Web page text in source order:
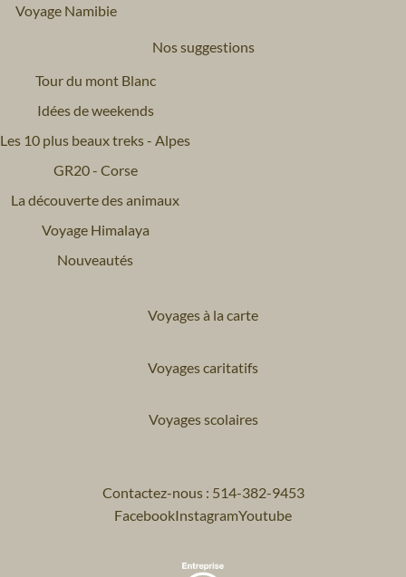
Voyage Namibie
Nos suggestions
Tour du mont Blanc
Idées de weekends
Les 10 plus beaux treks - Alpes
GR20 - Corse
La découverte des animaux
Voyage Himalaya
Nouveautés
Voyages à la carte
Voyages caritatifs
Voyages scolaires
Contactez-nous : 514-382-9453
FacebookInstagramYoutube